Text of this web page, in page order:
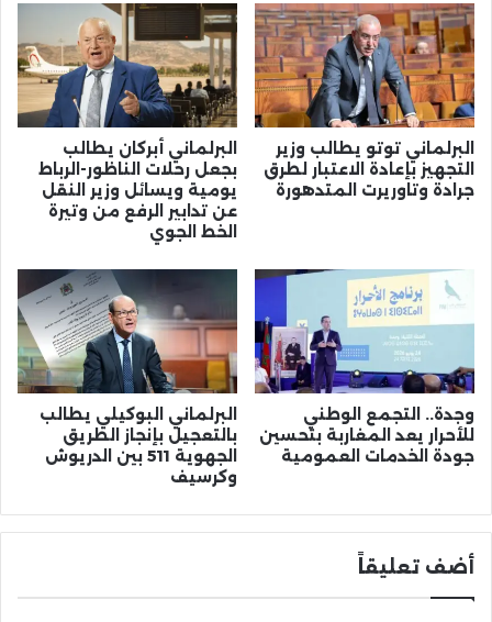
البرلماني توتو يطالب وزير
التجهيز بإعادة الاعتبار لطرق
جرادة وتاوريرت المتدهورة
البرلماني أبركان يطالب
بجعل رحلات الناظور-الرباط
يومية ويسائل وزير النقل
عن تدابير الرفع من وتيرة
الخط الجوي
وجدة.. التجمع الوطني
للأحرار يعد المغاربة بتحسين
جودة الخدمات العمومية
البرلماني البوكيلي يطالب
بالتعجيل بإنجاز الطريق
الجهوية 511 بين الدريوش
وكرسيف
أضف تعليقاً